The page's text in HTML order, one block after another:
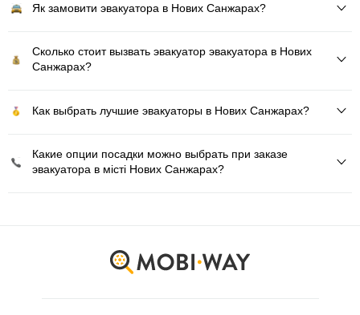
Як замовити эвакуатора в Нових Санжарах?
Сколько стоит вызвать эвакуатор эвакуатора в Нових
Санжарах?
Как выбрать лучшие эвакуаторы в Нових Санжарах?
Какие опции посадки можно выбрать при заказе
эвакуатора в місті Нових Санжарах?